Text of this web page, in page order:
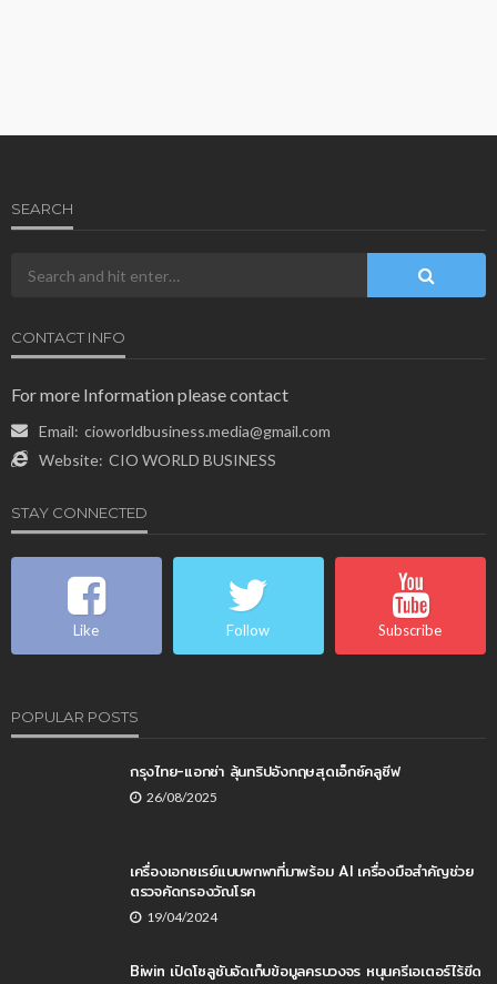
SEARCH
CONTACT INFO
For more Information please contact
Email: cioworldbusiness.media@gmail.com
Website: CIO WORLD BUSINESS
STAY CONNECTED
Like Follow Subscribe
POPULAR POSTS
กรุงไทย-แอกซ่า ลุ้นทริปอังกฤษสุดเอ็กซ์คลูซีฟ
26/08/2025
เครื่องเอกซเรย์แบบพกพาที่มาพร้อม AI เครื่องมือสำคัญช่วย
ตรวจคัดกรองวัณโรค
19/04/2024
Biwin เปิดโซลูชันจัดเก็บข้อมูลครบวงจร หนุนครีเอเตอร์ไร้ขีด